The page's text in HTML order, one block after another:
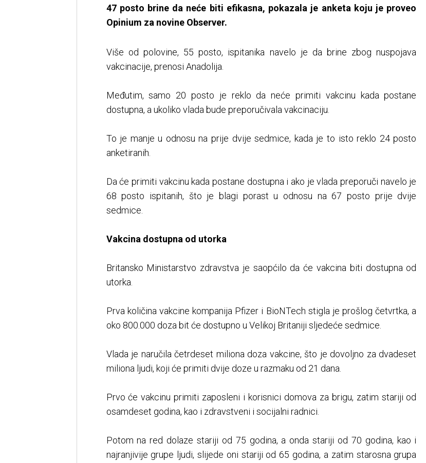
47 posto brine da neće biti efikasna, pokazala je anketa koju je proveo
Opinium za novine Observer.
Više od polovine, 55 posto, ispitanika navelo je da brine zbog nuspojava
vakcinacije, prenosi Anadolija.
Međutim, samo 20 posto je reklo da neće primiti vakcinu kada postane
dostupna, a ukoliko vlada bude preporučivala vakcinaciju.
To je manje u odnosu na prije dvije sedmice, kada je to isto reklo 24 posto
anketiranih.
Da će primiti vakcinu kada postane dostupna i ako je vlada preporuči navelo je
68 posto ispitanih, što je blagi porast u odnosu na 67 posto prije dvije
sedmice.
Vakcina dostupna od utorka
Britansko Ministarstvo zdravstva je saopćilo da će vakcina biti dostupna od
utorka.
Prva količina vakcine kompanija Pfizer i BioNTech stigla je prošlog četvrtka, a
oko 800.000 doza bit će dostupno u Velikoj Britaniji sljedeće sedmice.
Vlada je naručila četrdeset miliona doza vakcine, što je dovoljno za dvadeset
miliona ljudi, koji će primiti dvije doze u razmaku od 21 dana.
Prvo će vakcinu primiti zaposleni i korisnici domova za brigu, zatim stariji od
osamdeset godina, kao i zdravstveni i socijalni radnici.
Potom na red dolaze stariji od 75 godina, a onda stariji od 70 godina, kao i
najranjivije grupe ljudi, slijede oni stariji od 65 godina, a zatim starosna grupa